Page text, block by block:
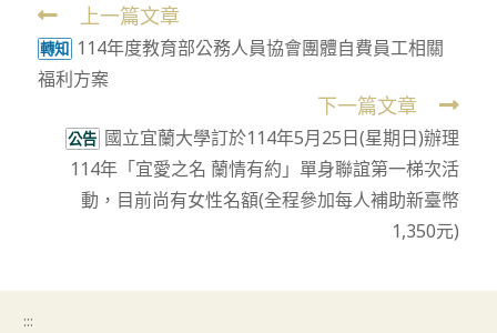
Read
more
articles
上一篇文章
轉知 114年度教育部公務人員協會團體自費員工相關
福利方案
下一篇文章
公告 國立宜蘭大學訂於114年5月25日(星期日)辦理
114年「宜愛之名 蘭情有約」單身聯誼第一梯次活
動，目前尚有女性名額(全程參加每人補助新臺幣
1,350元)
:::